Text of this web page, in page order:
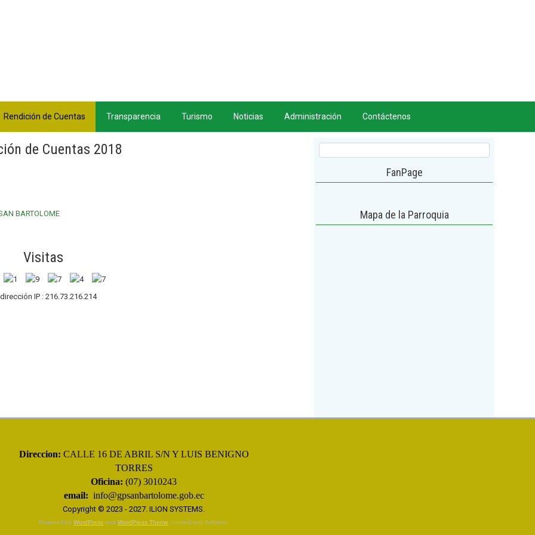
Rendición de Cuentas Transparencia Turismo Noticias Administración Contáctenos
de Cuentas 2018
BARTOLOME
Visitas
IP : 216.73.216.214
FanPage
Mapa de la Parroquia
Direccion: CALLE 16 DE ABRIL S/N Y LUIS BENIGNO
TORRES
Oficina: (07) 3010243
email: info@gpsanbartolome.gob.ec
Copyright © 2023 - 2027. ILION SYSTEMS.
Powered by WordPress and WordPress Theme created with Artisteer.